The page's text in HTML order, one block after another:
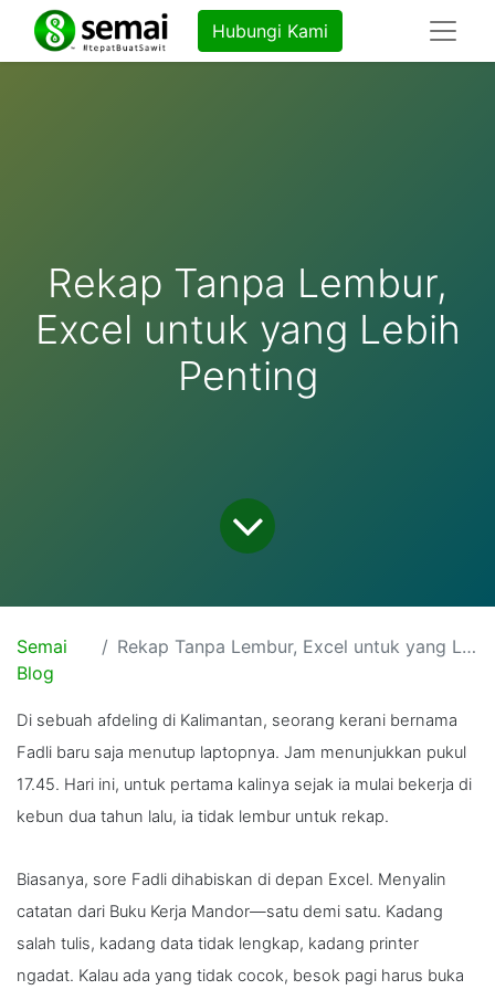
Hubungi Kami
Rekap Tanpa Lembur,
Excel untuk yang Lebih
Penting
Semai
Blog
Rekap Tanpa Lembur, Excel untuk yang Lebih Penting
Di sebuah afdeling di Kalimantan, seorang kerani bernama
Fadli baru saja menutup laptopnya. Jam menunjukkan pukul
17.45. Hari ini, untuk pertama kalinya sejak ia mulai bekerja di
kebun dua tahun lalu, ia tidak lembur untuk rekap.
Biasanya, sore Fadli dihabiskan di depan Excel. Menyalin
catatan dari Buku Kerja Mandor—satu demi satu. Kadang
salah tulis, kadang data tidak lengkap, kadang printer
ngadat. Kalau ada yang tidak cocok, besok pagi harus buka